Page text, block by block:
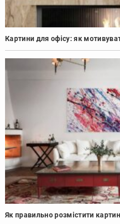
Картини для офісу: як
Як правильно розмістити